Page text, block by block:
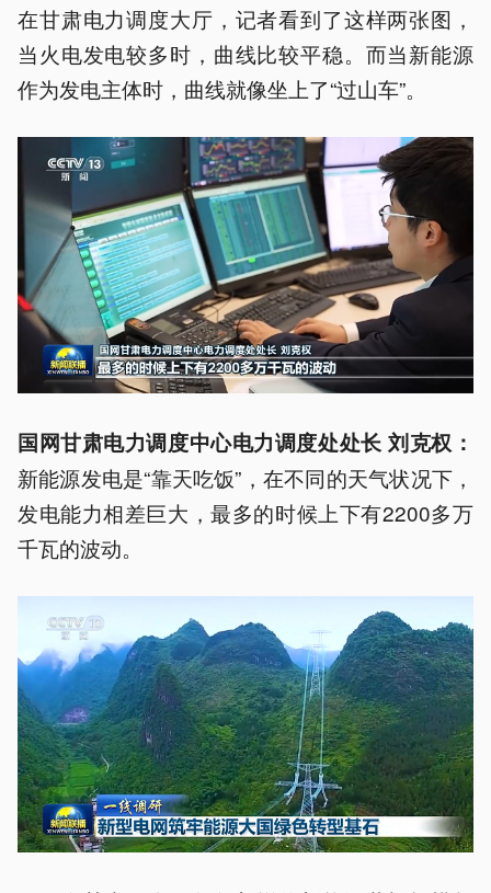
在甘肃电力调度大厅，记者看到了这样两张图，
当火电发电较多时，曲线比较平稳。而当新能源
作为发电主体时，曲线就像坐上了“过山车”。
国网甘肃电力调度中心电力调度处处长 刘克权：
新能源发电是“靠天吃饭”，在不同的天气状况下，
发电能力相差巨大，最多的时候上下有2200多万
千瓦的波动。